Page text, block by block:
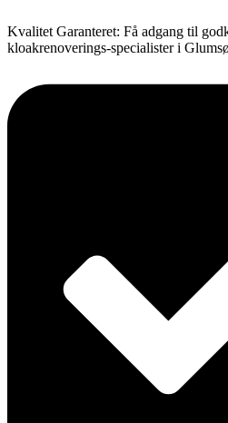
Kvalitet Garanteret: Få adgang til
kloakrenoverings-specialister i